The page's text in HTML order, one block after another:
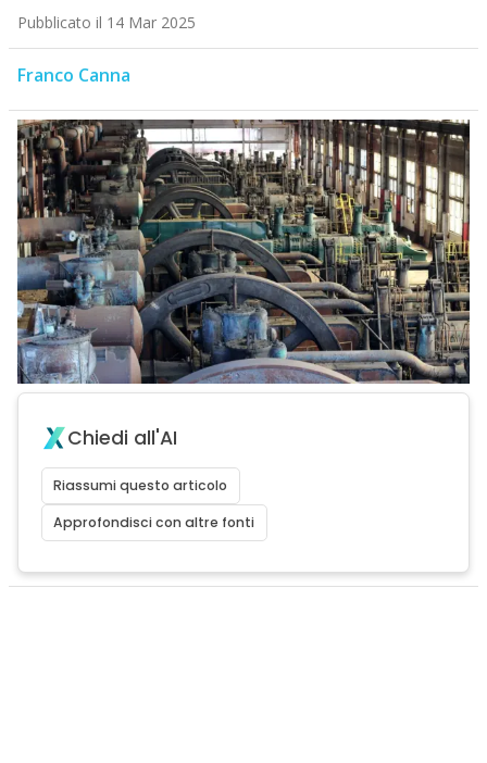
Pubblicato il 14 Mar 2025
Franco Canna
Chiedi all'AI
Riassumi questo articolo
Approfondisci con altre fonti